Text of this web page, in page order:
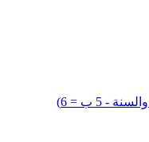
- 5 ب = 6)